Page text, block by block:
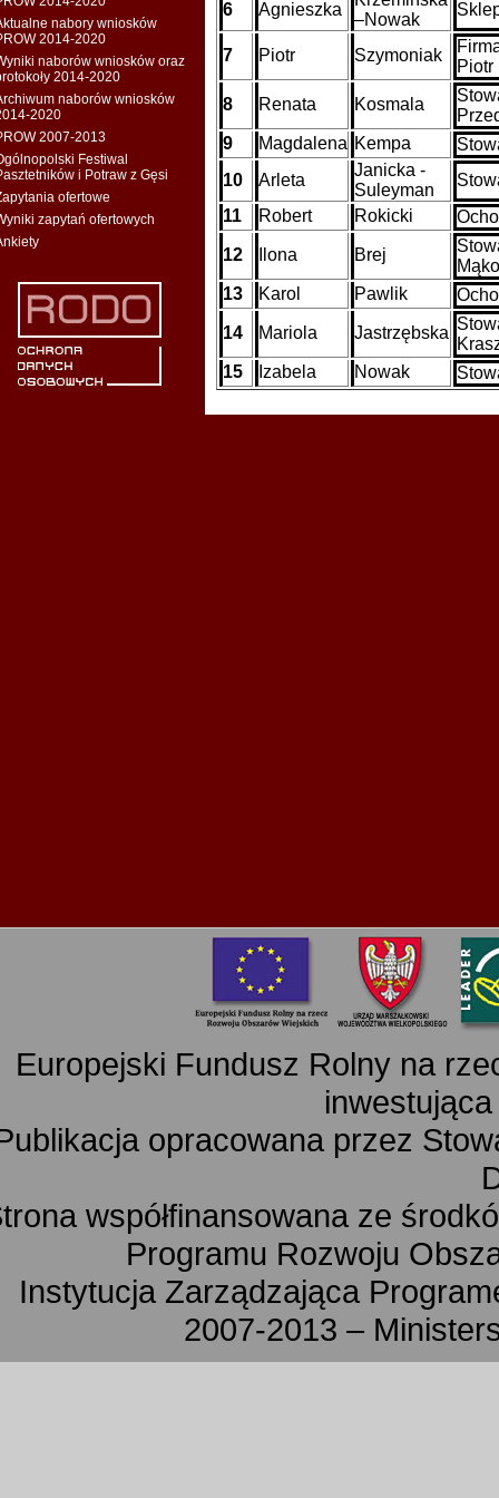
nabory wniosków
2014-2020
naborów wniosków oraz
2014-2020
naborów wniosków
2020
2007-2013
Festiwal
i Potraw z Gęsi
ofertowe
zapytań ofertowych
6
Agnieszka
–Nowak
7 Piotr Szymoniak
Piotr
8
Renata Kosmala
9
Magdalena Kempa
10
Arleta
Janicka -
Suleyman
11
Robert Rokicki
12
Ilona Brej
13
Karol Pawlik
14
Mariola Jastrzębska
15
Izabela Nowak
Europejski Fundusz Rolny na
opracowana przez
współfinansowana ze
Programu Rozwoju
Instytucja Zarządzająca
2007-2013 –